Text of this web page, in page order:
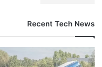
Recent Tech News